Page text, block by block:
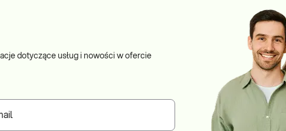
dotyczące usług i nowości w ofercie